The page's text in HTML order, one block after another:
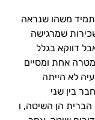
משהו שנראה
שמרגישה
דווקא בגלל
אחת ומסיים
לא הייתה
בין שני
הן השיטה, ו